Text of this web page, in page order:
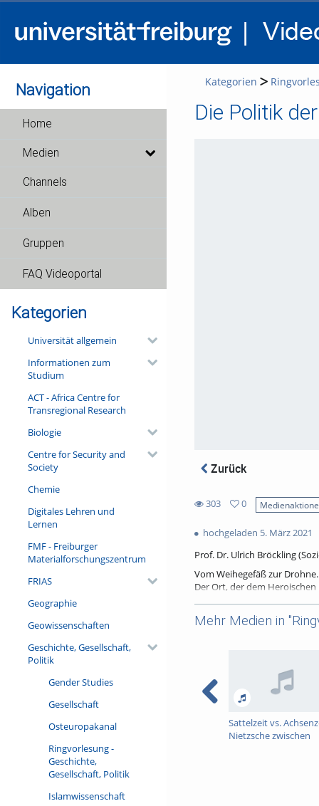
Navigation
Home
Medien
Channels
Alben
Gruppen
FAQ Videoportal
Kategorien
Universität allgemein
Informationen zum
Studium
ACT - Africa Centre for
Transregional Research
Biologie
Centre for Security and
Society
Chemie
Digitales Lehren und
Lernen
FMF - Freiburger
Materialforschungszentrum
FRIAS
Geographie
Geowissenschaften
Geschichte, Gesellschaft,
Politik
Gender Studies
Gesellschaft
Osteuropakanal
Ringvorlesung -
Geschichte,
Gesellschaft, Politik
Islamwissenschaft
Kategorien
Die Politik
Zurück
303
views
0
favorites
hochgeladen 5. März 2021
Prof. Dr. Ulrich Bröckling
Vom Weihegefäß zur
Der Ort, der dem
Ausgang von entsprechend
verdeutlichen. So ist
Bedeutung des Heroischen
Orden, modernes
Die Vorträge der
Zeitabschnitten zwischen
einem diachronen Überblick
Mehr Medien in
Sattelzeit vs.
Nietzsche zwischen